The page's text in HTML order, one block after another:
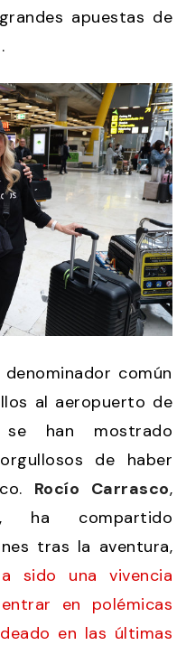
apuestas de
común
al aeropuerto de
se han mostrado
de haber
Rocío Carrasco,
ha compartido
tras la aventura,
sido una vivencia
en polémicas
en las últimas